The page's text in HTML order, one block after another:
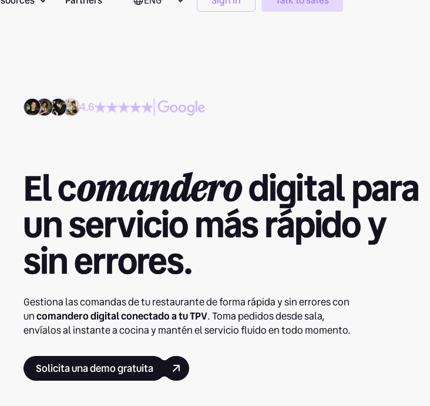
4.6
El comanderodigital para
un servicio más rápido y
sin errores.
Gestiona las comandas de tu restaurante de forma rápida y sin errores con
uncomandero digital conectado a tu TPV. Toma pedidos desde sala,
envíalos al instante a cocina y mantén el servicio fluido en todo momento.
Solicita una demo gratuita